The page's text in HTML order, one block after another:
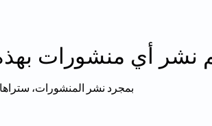
نشر أي منشورات
بمجرد نشر المنشورات، ستراها